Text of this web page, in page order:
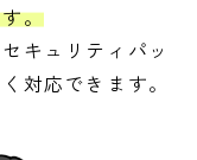
。
キュリティパッ
対応できます。